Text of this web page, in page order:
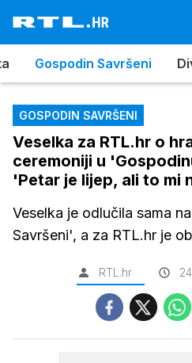
Gospodin Savršeni
GOSPODIN SAVRŠENI
Veselka za RTL.hr o
ceremoniji u
'Petar je lijep, ali to mi
Veselka je odlučila sama
Savršeni', a za RTL.hr je
RTL.hr